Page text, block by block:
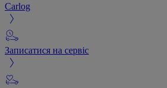
Carlog
Записатися на сервіс